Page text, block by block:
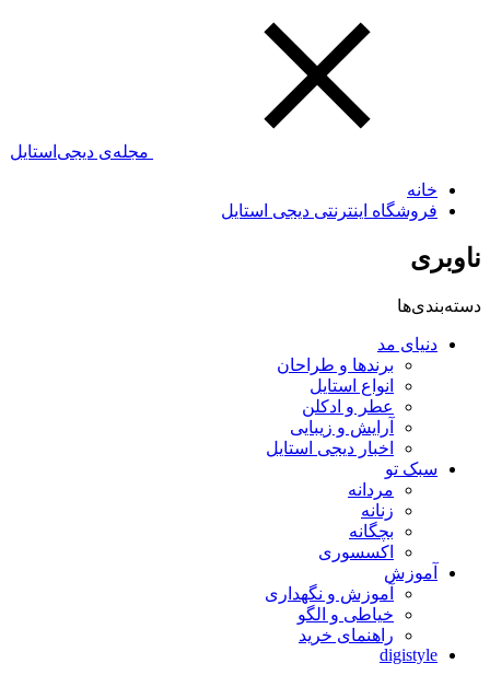
مجله‌ی دیجی‌استایل
خانه
فروشگاه اینترنتی دیجی استایل
ناوبری
دسته‌بندی‌ها
دنیای مد
برندها و طراحان
انواع استایل
عطر و ادکلن
آرایش و زیبایی
اخبار دیجی استایل
سبک تو
مردانه
زنانه
بچگانه
اکسسوری
آموزش
آموزش و نگهداری
خیاطی و الگو
راهنمای خرید
digistyle